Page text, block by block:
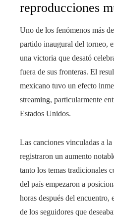
reproducciones
Uno de los fenómenos más
partido inaugural del torneo,
una victoria que desató
fuera de sus fronteras. El
mexicano tuvo un efecto
streaming, particularmente
Estados Unidos.
Las canciones vinculadas a
registraron un aumento
tanto los temas tradicionales
del país empezaron a
horas después del encuentro,
de los seguidores que